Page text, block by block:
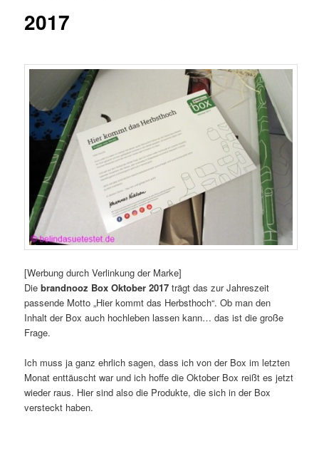
2017
[Werbung durch Verlinkung der Marke]
Diebrandnooz Box Oktober 2017 trägt das zur Jahreszeit
passende Motto „Hier kommt das Herbsthoch“. Ob man den
Inhalt der Box auch hochleben lassen kann… das ist die große
Frage.
Ich muss ja ganz ehrlich sagen, dass ich von der Box im letzten
Monat enttäuscht war und ich hoffe die Oktober Box reißt es jetzt
wieder raus. Hier sind also die Produkte, die sich in der Box
versteckt haben.